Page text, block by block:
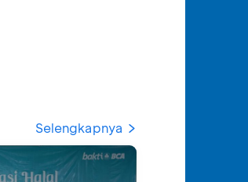
Selengkapnya